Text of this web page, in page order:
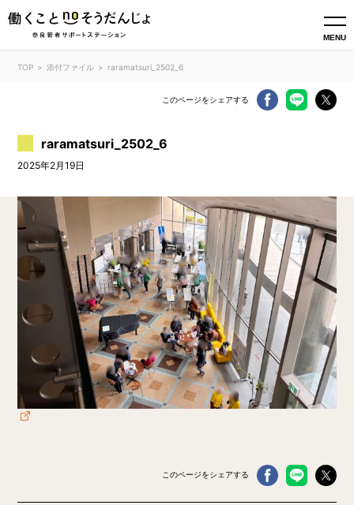
MENU
TOP 添付ファイル raramatsuri_2502_6
このページをシェアする
raramatsuri_2502_6
2025年2月19日
このページをシェアする